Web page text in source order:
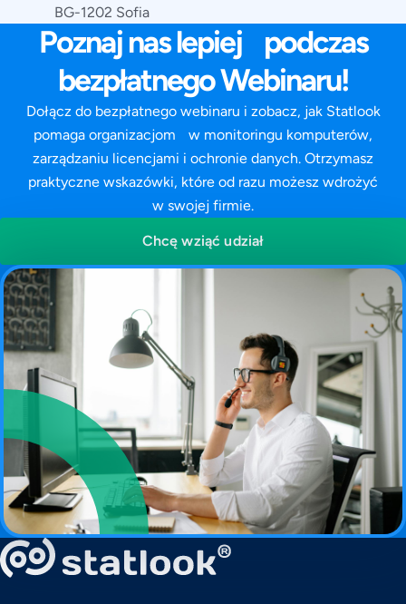
BG-1202 Sofia
Poznaj nas lepiej podczas
bezpłatnego Webinaru!
Dołącz do bezpłatnego webinaru i zobacz, jak Statlook
pomaga organizacjom w monitoringu komputerów,
zarządzaniu licencjami i ochronie danych. Otrzymasz
praktyczne wskazówki, które od razu możesz wdrożyć
w swojej firmie.
Chcę wziąć udział